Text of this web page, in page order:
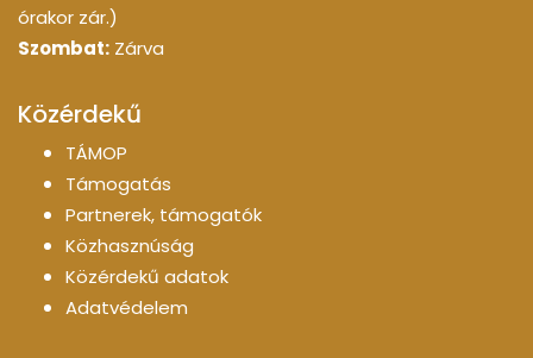
órakor zár.)
Szombat: Zárva
Közérdekű
TÁMOP
Támogatás
Partnerek, támogatók
Közhasznúság
Közérdekű adatok
Adatvédelem